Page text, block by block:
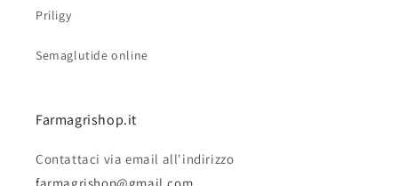
Priligy
Semaglutide online
Farmagrishop.it
Contattaci via email all'indirizzo